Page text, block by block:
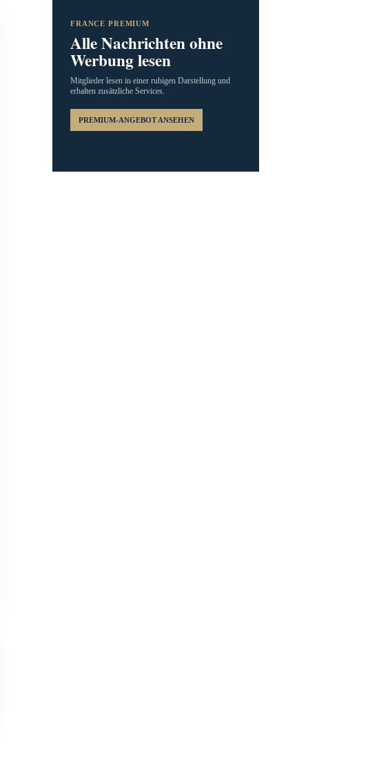
FRANCE PREMIUM
Alle Nachrichten ohne
Werbung lesen
Mitglieder lesen in einer ruhigen Darstellung und
erhalten zusätzliche Services.
PREMIUM-ANGEBOT ANSEHEN